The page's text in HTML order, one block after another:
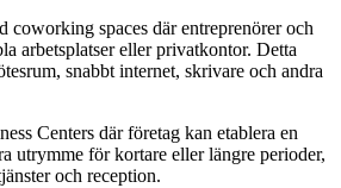
coworking spaces där entreprenörer och
arbetsplatser eller privatkontor. Detta
snabbt internet, skrivare och andra
Centers där företag kan etablera en
utrymme för kortare eller längre perioder,
och reception.